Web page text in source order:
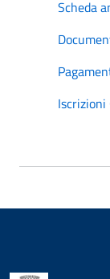
Scheda